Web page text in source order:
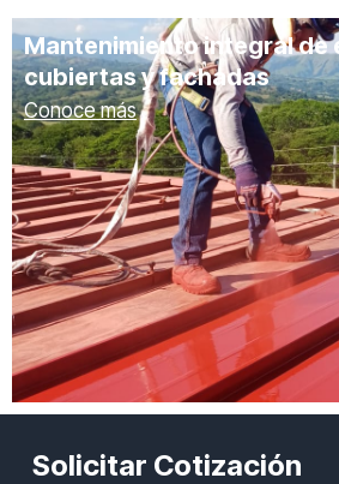
Mantenimiento integral de
cubiertas y fachadas
Conoce más
Solicitar Cotización